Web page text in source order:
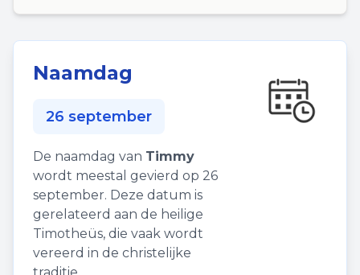
Naamdag
26 september
De naamdag van Timmy
wordt meestal gevierd op 26
september. Deze datum is
gerelateerd aan de heilige
Timotheüs, die vaak wordt
vereerd in de christelijke